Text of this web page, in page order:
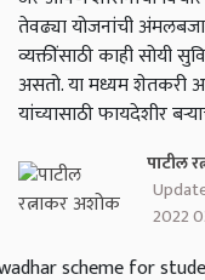
तेवढ्या योजनांची
व्यक्तींसाठी काही सोयी
असतो. या मध्यम शेतकरी
यांच्यासाठी फायदेशीर
पाटील
2022